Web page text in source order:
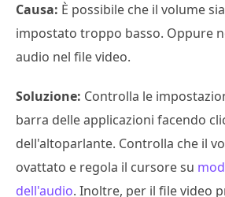
Causa: È possibile che il volume
impostato troppo basso. Oppure
audio nel file video.
Soluzione: Controlla le
barra delle applicazioni facendo
dell'altoparlante. Controlla che il
ovattato e regola il cursore su
dell'audio. Inoltre, per il file video